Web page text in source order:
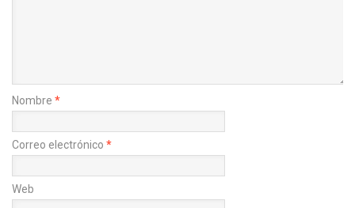
Nombre *
Correo electrónico *
Web